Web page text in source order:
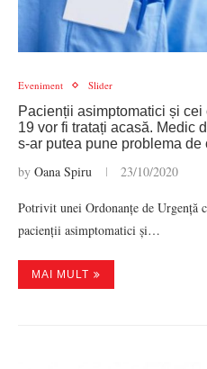
Eveniment Slider
Pacienții asimptomatici și
19 vor fi tratați acasă. Medic
s-ar putea pune problema
by Oana Spiru 23/10/2020
Potrivit unei Ordonanțe de Urgență
pacienții asimptomatici și…
MAI MULT